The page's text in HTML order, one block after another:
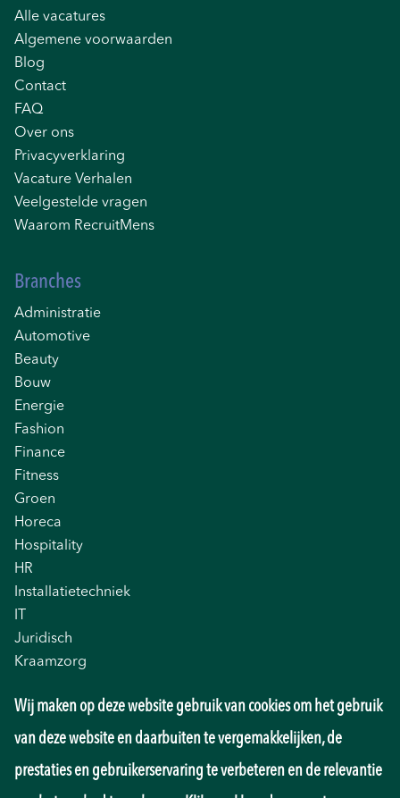
Alle vacatures
Algemene voorwaarden
Blog
Contact
FAQ
Over ons
Privacyverklaring
Vacature Verhalen
Veelgestelde vragen
Waarom RecruitMens
Branches
Administratie
Automotive
Beauty
Bouw
Energie
Fashion
Finance
Fitness
Groen
Horeca
Hospitality
HR
Installatietechniek
Juridisch
Kraamzorg
Management
Marketing
Overheid
Wij maken op deze website gebruik van cookies om het gebruik
van deze website en daarbuiten te vergemakkelijken, de
prestaties en gebruikerservaring te verbeteren en de relevantie